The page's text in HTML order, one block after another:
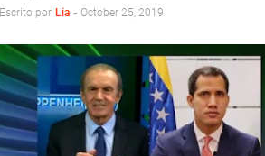
Escrito por Lia - October 25, 2019